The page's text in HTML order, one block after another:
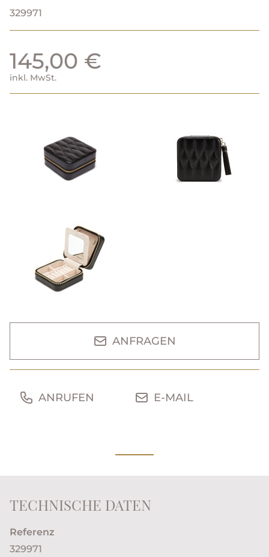
329971
145,00 €
inkl. MwSt.
ANFRAGEN
ANRUFEN E-MAIL
TECHNISCHE DATEN
Referenz
329971